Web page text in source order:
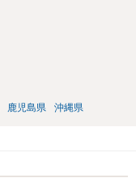
鹿児島県 沖縄県